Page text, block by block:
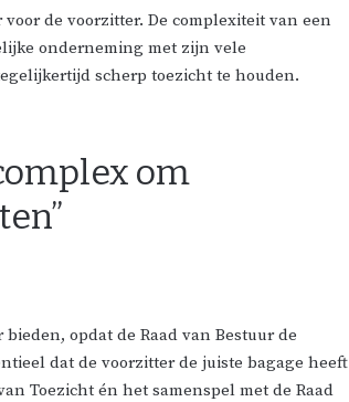
de voorzitter. De complexiteit van een
onderneming met zijn vele
scherp toezicht te houden.
om
opdat de Raad van Bestuur de
dat de voorzitter de juiste bagage heeft
Toezicht én het samenspel met de Raad